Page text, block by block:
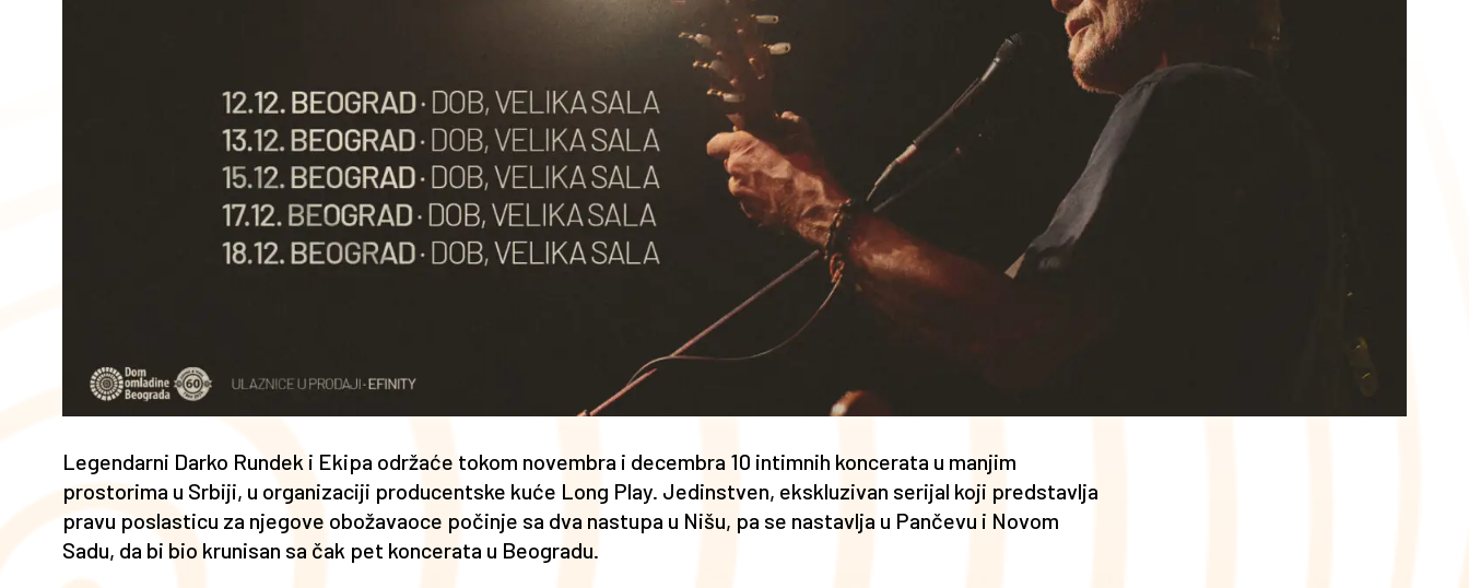
Legendarni Darko Rundek i Ekipa održaće tokom novembra i decembra 10 intimnih koncerata u manjim
prostorima u Srbiji, u organizaciji producentske kuće Long Play. Jedinstven, ekskluzivan serijal koji predstavlja
pravu poslasticu za njegove obožavaoce počinje sa dva nastupa u Nišu, pa se nastavlja u Pančevu i Novom
Sadu, da bi bio krunisan sa čak pet koncerata u Beogradu.